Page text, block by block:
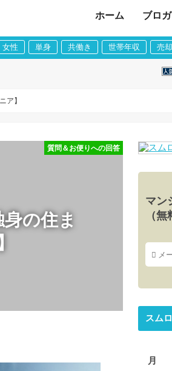
ホーム ブロ
女性 単身 共働き 世帯年収 売却
ア】
の住ま
質問＆お便りへの回答
マン
（無
スム
月